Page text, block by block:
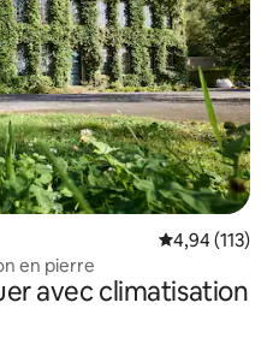
Note
4,94 (113)
en pierre
avec climatisation